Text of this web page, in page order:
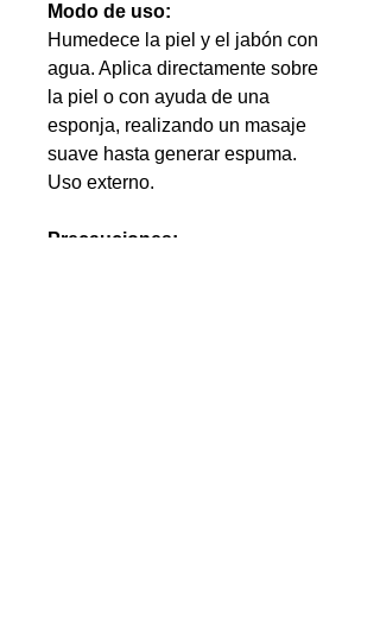
Modo de uso:
Humedece la piel y el jabón con
agua. Aplica directamente sobre
la piel o con ayuda de una
esponja, realizando un masaje
suave hasta generar espuma.
Uso externo.
Precauciones: